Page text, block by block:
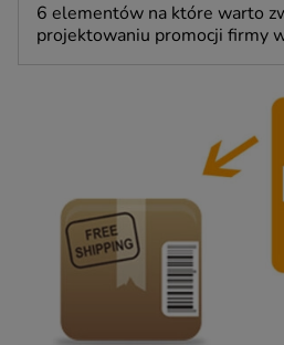
6 elementów na które warto
projektowaniu promocji firmy